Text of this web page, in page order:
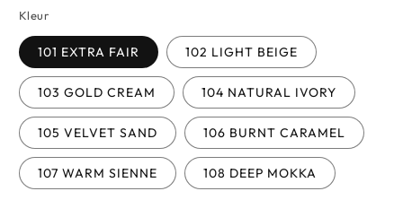
Kleur
101 EXTRA FAIR 102 LIGHT BEIGE
103 GOLD CREAM 104 NATURAL IVORY
105 VELVET SAND 106 BURNT CARAMEL
107 WARM SIENNE 108 DEEP MOKKA